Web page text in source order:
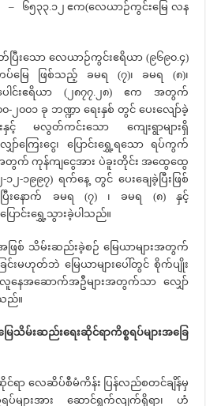
၅၃၃.၁၂ ဧက(လေယာဉ်ကွင်းမြေ လန
းသော လေယာဉ်ကွင်းဧရိယာ (၉၆၉၀.၄)
ြေ ဖြစ်သည့် ခမရ (၇)၊ ခမရ (၈)၊
ါင်းဧရိယာ (၂၈၇၇.၂၈) ဧက အတွက်
၀-၂၀၀၁ ခု ဘဏ္ဍာ ရေးနှစ် တွင် ပေးလျော်ခဲ့
ားနှင့် မလွတ်ကင်းသော ကျေးရွာများရှိ
ာ်ကြေးငွေ၊ ပြောင်းရွှေ့ရသော ရပ်ကွက်
အတွက် ကုန်ကျငွေအား ပဲခူးတိုင်း အထွေထွေ
၂-၁၉၉၇) ရက်နေ့ တွင် ပေးချေခဲ့ပြီးဖြစ်
ေပြီးနောက် ခမရ (၇) ၊ ခမရ (၈) နှင့်
ာင်းရွှေ့သွားခဲ့ပါသည်။
စ် သိမ်းဆည်းခဲ့စဉ် ‌မြေယာများအတွက်
ခြင်းမဟုတ်ဘဲ ‌မြေယာများပေါ်တွင် စိုက်ပျိုး
လူနေအဆောက်အဦများအတွက်သာ လျှော်
သည်။
မ်းဆည်းရေးဆိုင်ရာကိစ္စရပ်များအ‌ခြေ
ာ လေဆိပ်စီမံကိန်း ပြန်လည်စတင်ချိန်မှ
ပ်များအား ဆောင်ရွက်လျက်ရှိရာ၊ ဟံ